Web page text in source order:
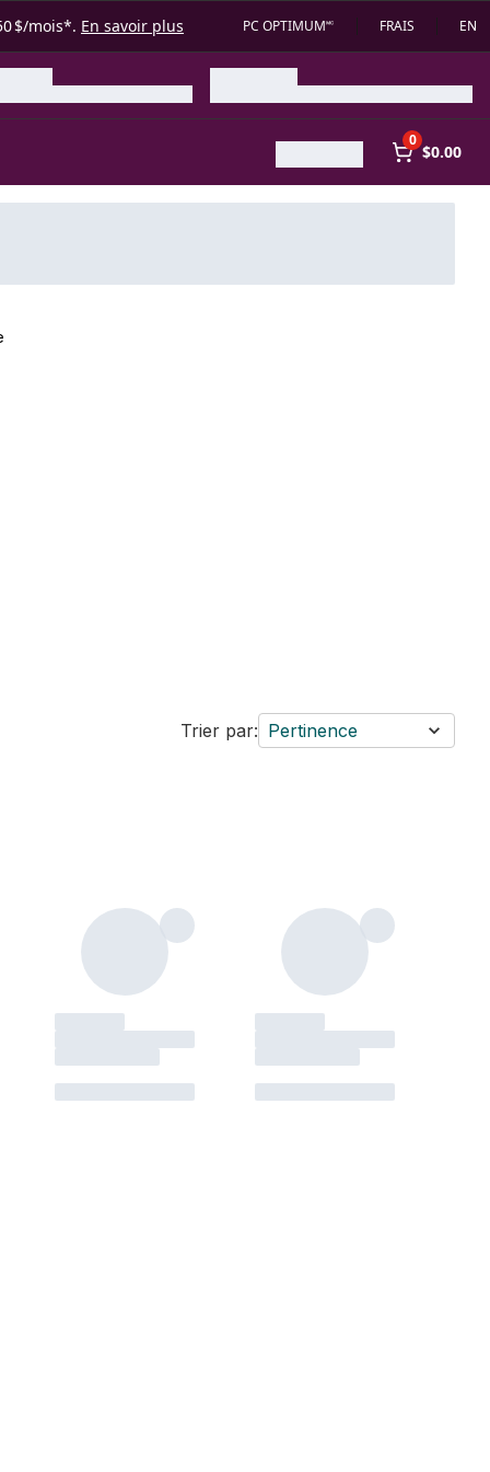
$/mois*. En savoir plus PC OPTIMUM🅪 FRAIS EN
0
$0.00
Trier par: Pertinence